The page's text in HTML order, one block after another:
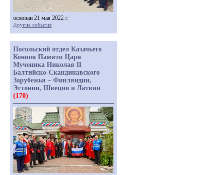
основан 21 мая 2022 г.
Другие события
Посольский отдел Казачьего
Конвоя Памяти Царя
Мученика Николая II
Балтийско-Скандинавского
Зарубежья – Финляндии,
Эстонии, Швеции и Латвии
(170)